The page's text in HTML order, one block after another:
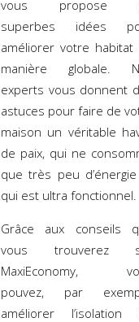
vous propose
superbes idées
améliorer votre habitat
manière globale.
experts vous donnent
astuces pour faire de
maison un véritable
de paix, qui ne
que très peu
qui est ultra fonctionnel.
Grâce aux conseils
vous trouverez
MaxiEconomy,
pouvez, par
améliorer l’isolation